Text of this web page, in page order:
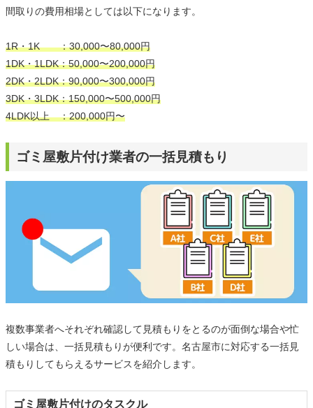
間取りの費用相場としては以下になります。
1R・1K ：30,000〜80,000円
1DK・1LDK：50,000〜200,000円
2DK・2LDK：90,000〜300,000円
3DK・3LDK：150,000〜500,000円
4LDK以上 ：200,000円〜
ゴミ屋敷片付け業者の一括見積もり
複数事業者へそれぞれ確認して見積もりをとるのが面倒な場合や忙
しい場合は、一括見積もりが便利です。名古屋市に対応する一括見
積もりしてもらえるサービスを紹介します。
ゴミ屋敷片付けのタスクル